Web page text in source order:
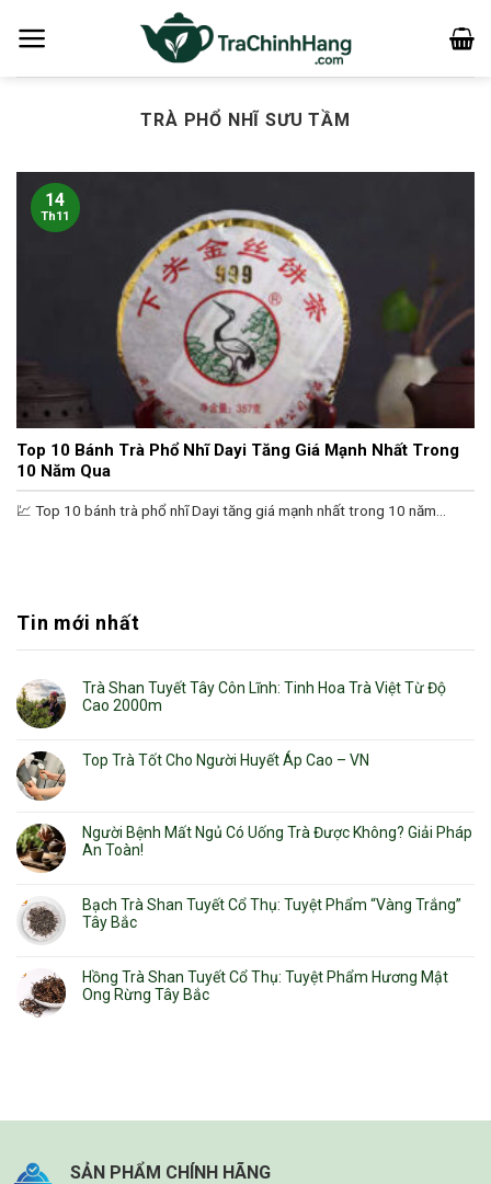
qua
TRÀ PHỔ NHĨ SƯU TẦM
Top 10 Bánh Trà Phổ Nhĩ Dayi Tăng Giá Mạnh Nhất Trong
10 Năm Qua
💹 Top 10 bánh trà phổ nhĩ Dayi tăng giá mạnh nhất trong 10 năm...
14
Th11
Tin mới nhất
Trà Shan Tuyết Tây Côn Lĩnh: Tinh Hoa Trà Việt Từ Độ
Cao 2000m
Top Trà Tốt Cho Người Huyết Áp Cao – VN
Người Bệnh Mất Ngủ Có Uống Trà Được Không? Giải Pháp
An Toàn!
Bạch Trà Shan Tuyết Cổ Thụ: Tuyệt Phẩm “Vàng Trắng”
Tây Bắc
Hồng Trà Shan Tuyết Cổ Thụ: Tuyệt Phẩm Hương Mật
Ong Rừng Tây Bắc
SẢN PHẨM CHÍNH HÃNG